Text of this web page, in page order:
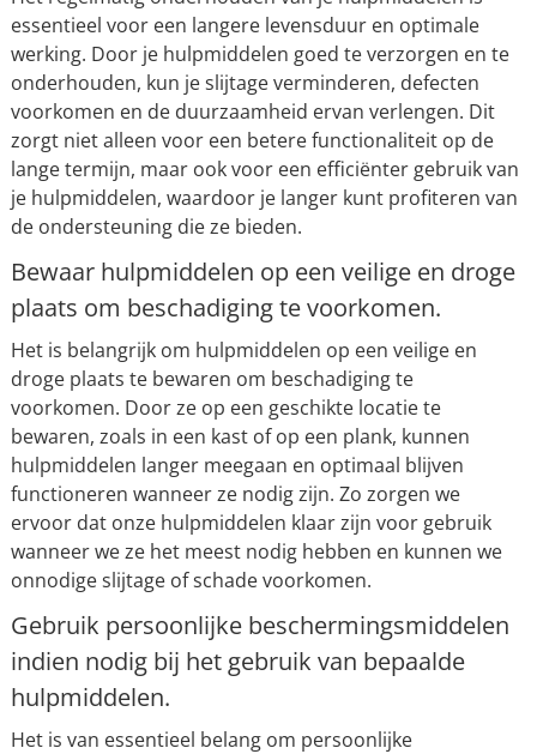
essentieel voor een langere levensduur en optimale
werking. Door je hulpmiddelen goed te verzorgen en te
onderhouden, kun je slijtage verminderen, defecten
voorkomen en de duurzaamheid ervan verlengen. Dit
zorgt niet alleen voor een betere functionaliteit op de
lange termijn, maar ook voor een efficiënter gebruik van
je hulpmiddelen, waardoor je langer kunt profiteren van
de ondersteuning die ze bieden.
Bewaar hulpmiddelen op een veilige en droge
plaats om beschadiging te voorkomen.
Het is belangrijk om hulpmiddelen op een veilige en
droge plaats te bewaren om beschadiging te
voorkomen. Door ze op een geschikte locatie te
bewaren, zoals in een kast of op een plank, kunnen
hulpmiddelen langer meegaan en optimaal blijven
functioneren wanneer ze nodig zijn. Zo zorgen we
ervoor dat onze hulpmiddelen klaar zijn voor gebruik
wanneer we ze het meest nodig hebben en kunnen we
onnodige slijtage of schade voorkomen.
Gebruik persoonlijke beschermingsmiddelen
indien nodig bij het gebruik van bepaalde
hulpmiddelen.
Het is van essentieel belang om persoonlijke